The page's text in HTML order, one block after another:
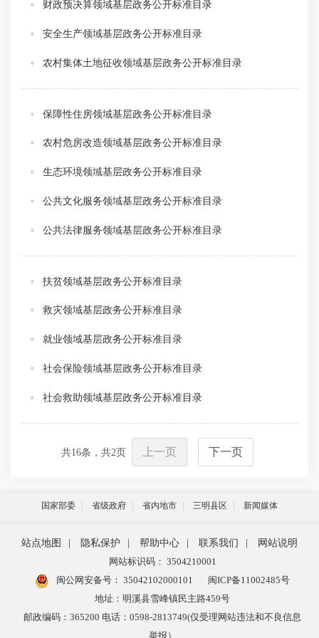
财政预决算领域基层政务公开标准目录
安全生产领域基层政务公开标准目录
农村集体土地征收领域基层政务公开标准目录
保障性住房领域基层政务公开标准目录
农村危房改造领域基层政务公开标准目录
生态环境领域基层政务公开标准目录
公共文化服务领域基层政务公开标准目录
公共法律服务领域基层政务公开标准目录
扶贫领域基层政务公开标准目录
救灾领域基层政务公开标准目录
就业领域基层政务公开标准目录
社会保险领域基层政务公开标准目录
社会救助领域基层政务公开标准目录
共16条，共2页 上一页 下一页
国家部委 省级政府 省内地市 三明县区 新闻媒体
站点地图 | 隐私保护 | 帮助中心 | 联系我们 |
网站说明
网站标识码： 3504210001
闽公网安备号： 35042102000101
闽ICP备11002485号
地址：明溪县雪峰镇民主路459号
邮政编码：365200 电话：0598-2813749(仅受理网站违法和不良信息
举报）